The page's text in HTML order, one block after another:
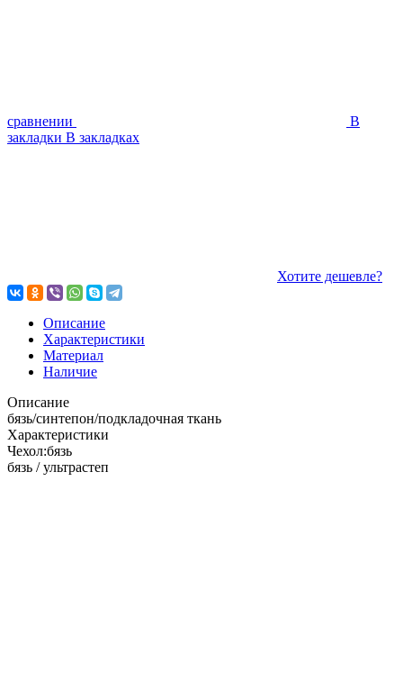
сравнении
В
закладки В закладках
Хотите дешевле?
Описание
Характеристики
Материал
Наличие
Описание
бязь/синтепон/подкладочная ткань
Характеристики
Чехол:бязь
бязь / ультрастеп